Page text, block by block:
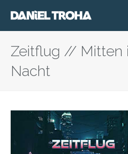
Zeitflug // Mitten
Nacht